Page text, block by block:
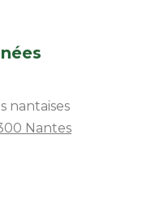
nantaises
Nantes